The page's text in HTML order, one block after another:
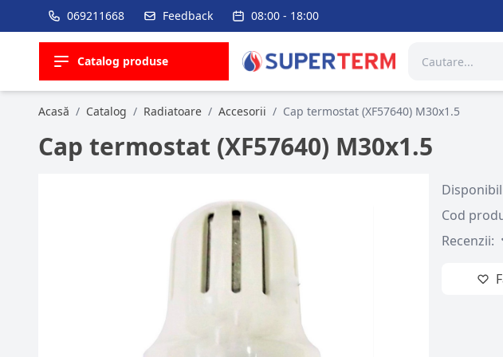
069211668 Feedback 08:00 - 18:00
Catalog produse
Acasă / Catalog / Radiatoare / Accesorii / Cap termostat (XF57640) M30x1.5
Cap termostat (XF57640) M30x1.5
Cod
Recenzii: